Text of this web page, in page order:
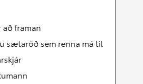
framan
sætaröð sem renna má til